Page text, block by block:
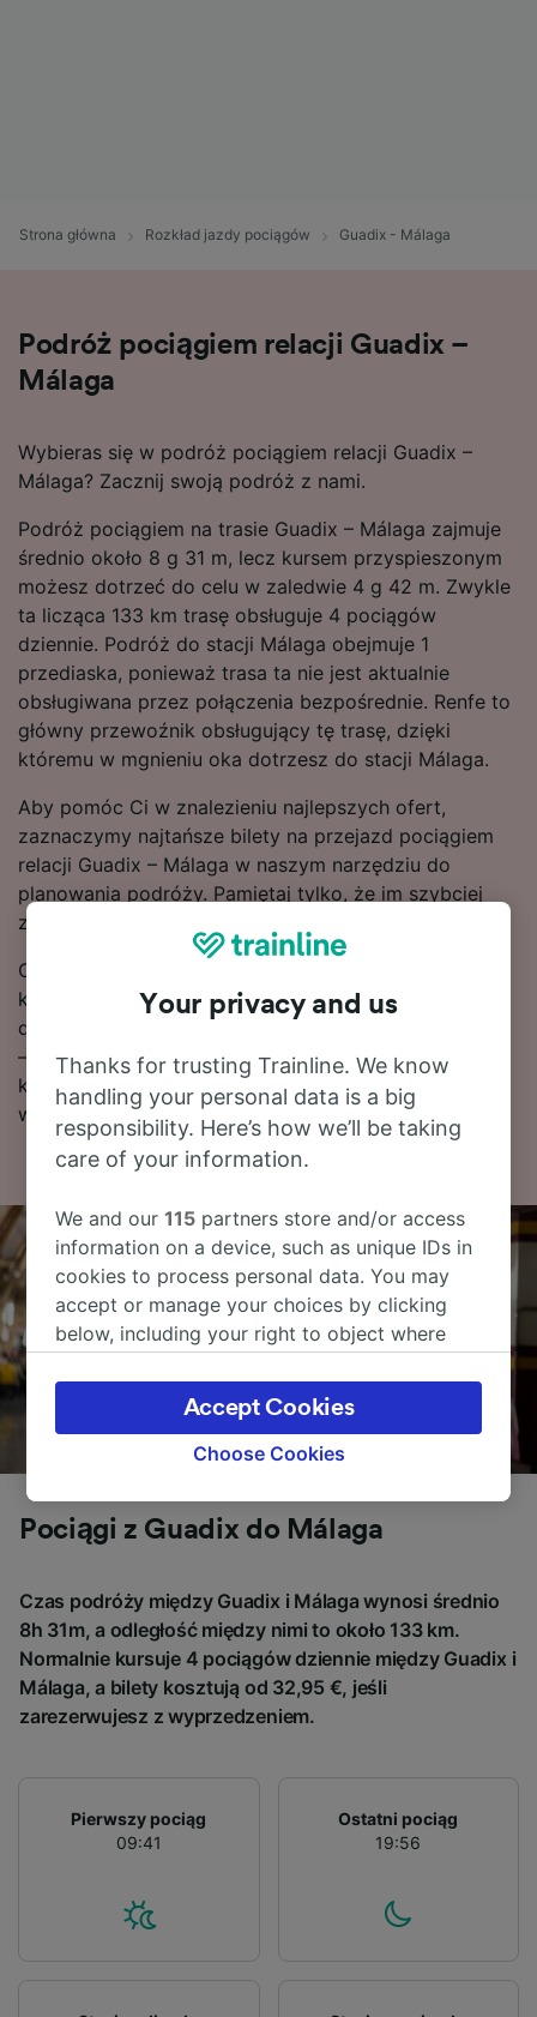
Strona główna Rozkład jazdy pociągów Guadix - Málaga
Podróż pociągiem relacji Guadix –
Málaga
Wybieras się w podróż pociągiem relacji Guadix –
Málaga? Zacznij swoją podróż z nami.
Podróż pociągiem na trasie Guadix – Málaga zajmuje
średnio około 8 g 31 m, lecz kursem przyspieszonym
możesz dotrzeć do celu w zaledwie 4 g 42 m. Zwykle
ta licząca 133 km trasę obsługuje 4 pociągów
dziennie. Podróż do stacji Málaga obejmuje 1
przediaska, ponieważ trasa ta nie jest aktualnie
obsługiwana przez połączenia bezpośrednie. Renfe to
główny przewoźnik obsługujący tę trasę, dzięki
któremu w mgnieniu oka dotrzesz do stacji Málaga.
Aby pomóc Ci w znalezieniu najlepszych ofert,
zaznaczymy najtańsze bilety na przejazd pociągiem
relacji Guadix – Málaga w naszym narzędziu do
planowania podróży. Pamiętaj tylko, że im szybciej
zarezerwujesz bilety, tym więcej zaoszczędzisz!
Chcesz już teraz zarezerwować swoje bilety
kolejowe? Poszukaj ich w naszym serwisie. Czytaj
dalej, aby znaleźć więcej informacji na temat podróży
– rozkłady jazdy pociągów (w tym pierwsze i ostatnie
kursy), często zadawane pytania i porady dotyczące
wyszukiwania tanich biletów kolejowych.
Pociągi z Guadix do Málaga
Czas podróży między Guadix i Málaga wynosi średnio
8h 31m, a odległość między nimi to około 133 km.
Normalnie kursuje 4 pociągów dziennie między Guadix i
Málaga, a bilety kosztują od 32,95 €, jeśli
zarezerwujesz z wyprzedzeniem.
Pierwszy pociąg
09:41
Ostatni pociąg
19:56
Your privacy and us
Thanks for trusting Trainline. We know
handling your personal data is a big
responsibility. Here’s how we’ll be taking
care of your information.
We and our115 partners store and/or access
information on a device, such as unique IDs in
cookies to process personal data. You may
accept or manage your choices by clicking
below, including your right to object where
the privacy policy page. These choices will be
signaled to our partners and will not affect
browsing data. Your data will not be used for
track you.
device characteristics for identification. Store
and/or access information on a device.
Personalised advertising and content,
advertising and content measurement,
audience research and services development.
Choose Cookies
Accept Cookies